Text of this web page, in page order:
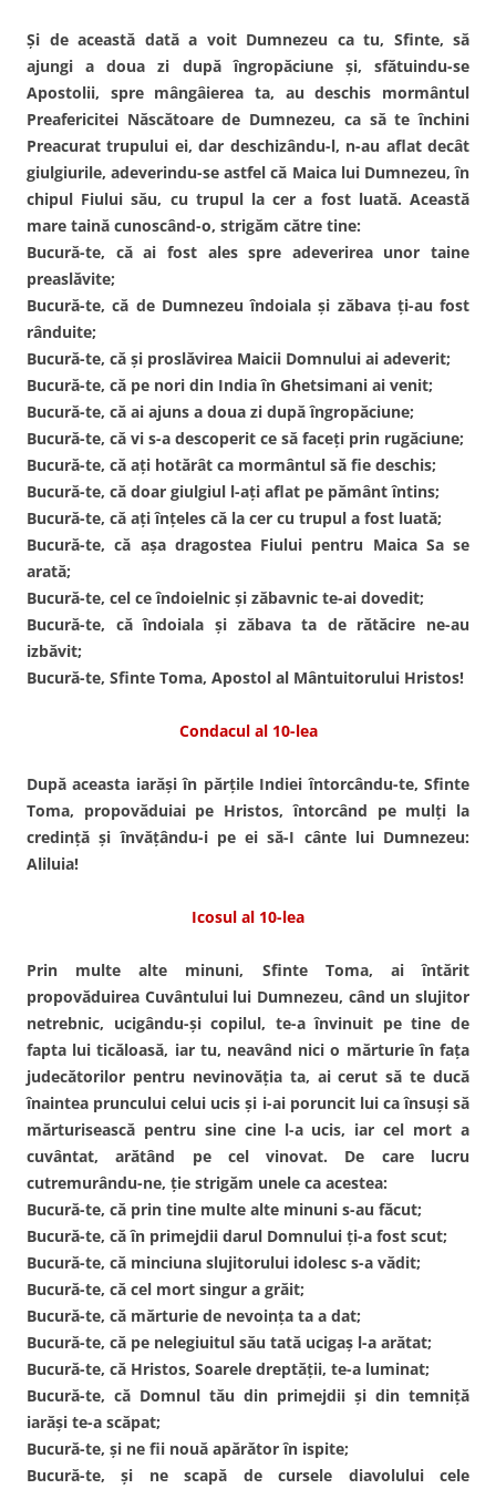
Şi de această dată a voit Dumnezeu ca tu, Sfinte, să
ajungi a doua zi după îngropăciune şi, sfătuindu-se
Apostolii, spre mângâierea ta, au deschis mormântul
Preafericitei Născătoare de Dumnezeu, ca să te închini
Preacurat trupului ei, dar deschizându-l, n-au aflat decât
giulgiurile, adeverindu-se astfel că Maica lui Dumnezeu, în
chipul Fiului său, cu trupul la cer a fost luată. Această
mare taină cunoscând-o, strigăm către tine:
Bucură-te, că ai fost ales spre adeverirea unor taine
preaslăvite;
Bucură-te, că de Dumnezeu îndoiala şi zăbava ţi-au fost
rânduite;
Bucură-te, că şi proslăvirea Maicii Domnului ai adeverit;
Bucură-te, că pe nori din India în Ghetsimani ai venit;
Bucură-te, că ai ajuns a doua zi după îngropăciune;
Bucură-te, că vi s-a descoperit ce să faceţi prin rugăciune;
Bucură-te, că aţi hotărât ca mormântul să fie deschis;
Bucură-te, că doar giulgiul l-aţi aflat pe pământ întins;
Bucură-te, că aţi înţeles că la cer cu trupul a fost luată;
Bucură-te, că aşa dragostea Fiului pentru Maica Sa se
arată;
Bucură-te, cel ce îndoielnic şi zăbavnic te-ai dovedit;
Bucură-te, că îndoiala şi zăbava ta de rătăcire ne-au
izbăvit;
Bucură-te, Sfinte Toma, Apostol al Mântuitorului Hristos!
Condacul al 10-lea
După aceasta iarăşi în părţile Indiei întorcându-te, Sfinte
Toma, propovăduiai pe Hristos, întorcând pe mulţi la
credinţă şi învăţându-i pe ei să-I cânte lui Dumnezeu:
Aliluia!
Icosul al 10-lea
Prin multe alte minuni, Sfinte Toma, ai întărit
propovăduirea Cuvântului lui Dumnezeu, când un slujitor
netrebnic, ucigându-şi copilul, te-a învinuit pe tine de
fapta lui ticăloasă, iar tu, neavând nici o mărturie în faţa
judecătorilor pentru nevinovăţia ta, ai cerut să te ducă
înaintea pruncului celui ucis şi i-ai poruncit lui ca însuşi să
mărturisească pentru sine cine l-a ucis, iar cel mort a
cuvântat, arătând pe cel vinovat. De care lucru
cutremurându-ne, ţie strigăm unele ca acestea:
Bucură-te, că prin tine multe alte minuni s-au făcut;
Bucură-te, că în primejdii darul Domnului ţi-a fost scut;
Bucură-te, că minciuna slujitorului idolesc s-a vădit;
Bucură-te, că cel mort singur a grăit;
Bucură-te, că mărturie de nevoinţa ta a dat;
Bucură-te, că pe nelegiuitul său tată ucigaş l-a arătat;
Bucură-te, că Hristos, Soarele dreptăţii, te-a luminat;
Bucură-te, că Domnul tău din primejdii şi din temniţă
iarăşi te-a scăpat;
Bucură-te, şi ne fii nouă apărător în ispite;
Bucură-te, şi ne scapă de cursele diavolului cele